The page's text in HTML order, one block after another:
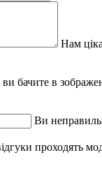
Нам
бачите в
Ви
проходять